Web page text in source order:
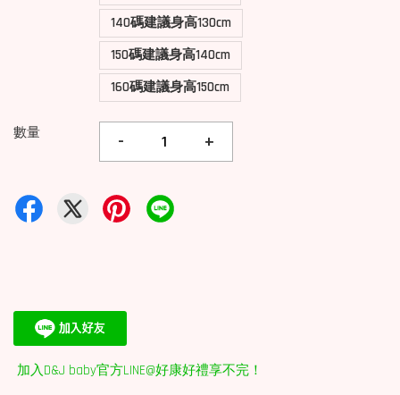
140碼建議身高130cm
150碼建議身高140cm
160碼建議身高150cm
數量 - +
加入D&J baby官方LINE@好康好禮享不完！